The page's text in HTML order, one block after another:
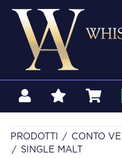
PRODOTTI
CONTO
SINGLE MALT